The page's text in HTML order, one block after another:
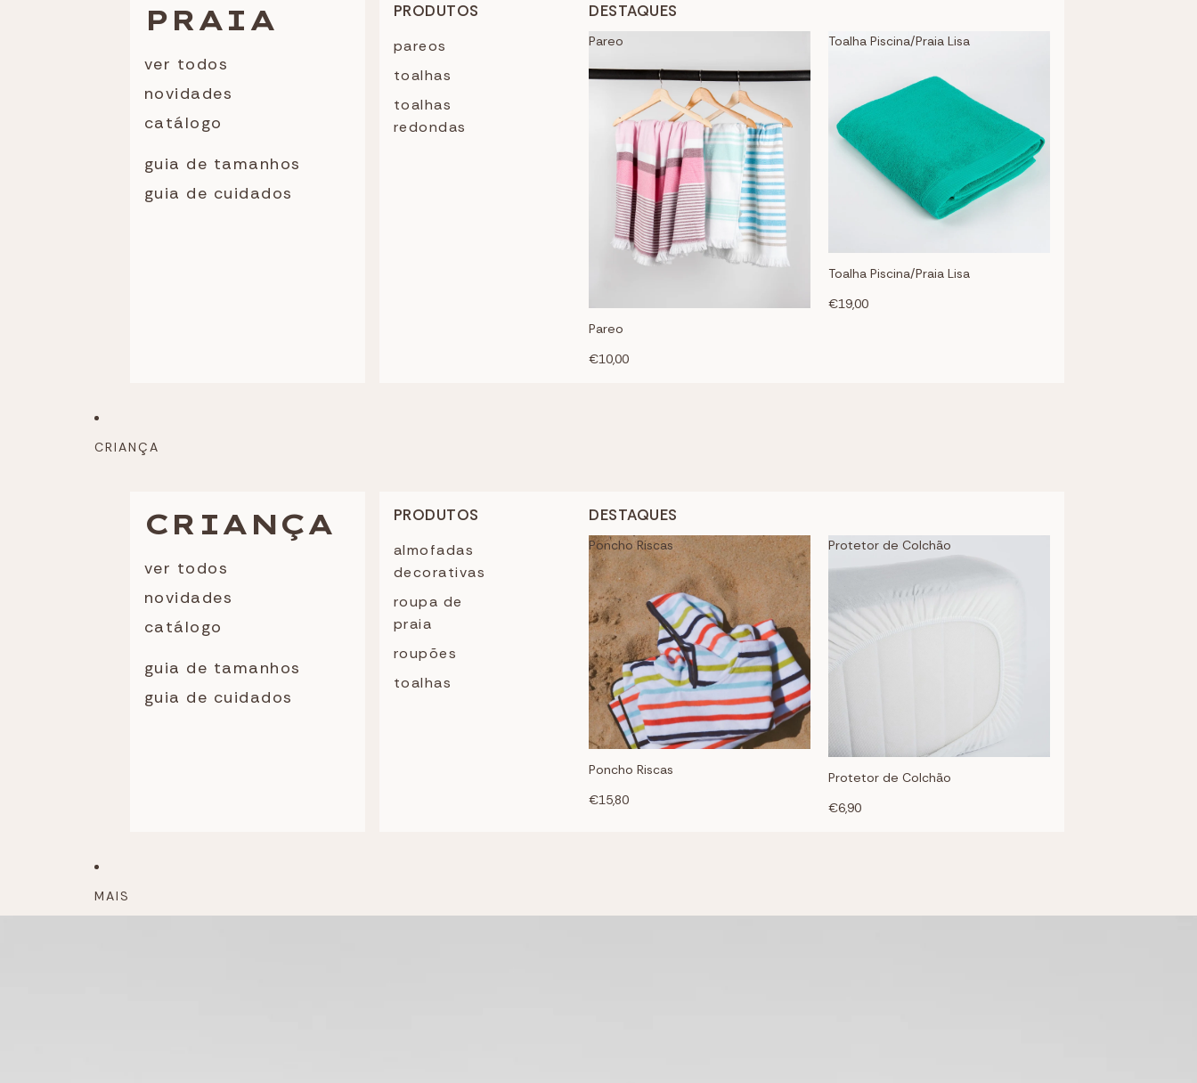
PRAIA
ver todos
novidades
catálogo
guia de tamanhos
guia de cuidados
PRODUTOS
pareos
toalhas
toalhas
redondas
DESTAQUES
Pareo
Pareo
€10,00
Toalha Piscina/Praia Lisa
Toalha Piscina/Praia Lisa
€19,00
CRIANÇA
CRIANÇA
ver todos
novidades
catálogo
guia de tamanhos
guia de cuidados
PRODUTOS
almofadas
decorativas
roupa de
praia
roupões
toalhas
DESTAQUES
Poncho Riscas
Poncho Riscas
€15,80
Protetor de Colchão
Protetor de Colchão
€6,90
MAIS
Saltar para a informação do produto